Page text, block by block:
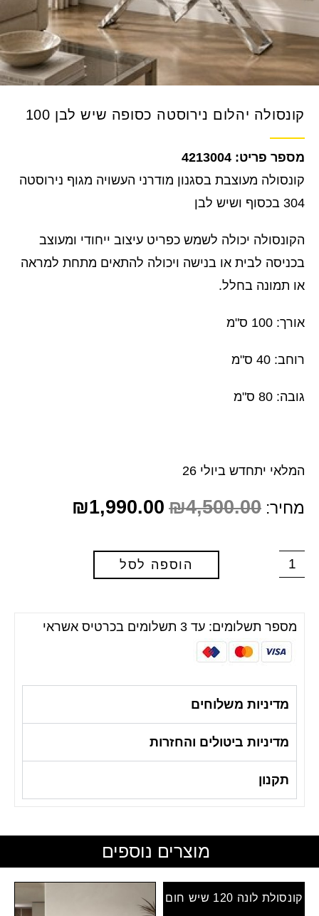
קונסולה יהלום נירוסטה כסופה שיש לבן 100
4213004
קונסולה מעוצבת בסגנון מודרני העשויה מגוף נירוסטה
304 בכסוף ושיש לבן
הקונסולה יכולה לשמש כפריט עיצוב ייחודי ומעוצב
בכניסה לבית או בנישה ויכולה להתאים מתחת למראה
או תמונה בחלל.
אורך: 100 ס"מ
רוחב: 40 ס"מ
גובה: 80 ס"מ
המלאי יתחדש ביולי 26
מחיר: ₪4,500.00
₪1,990.00
הוספה לסל
מספר תשלומים: עד 3 תשלומים בכרטיס אשראי
מדיניות משלוחים
מדיניות ביטולים והחזרות
תקנון
מוצרים נוספים
קונסולת לונה 120 שיש חום